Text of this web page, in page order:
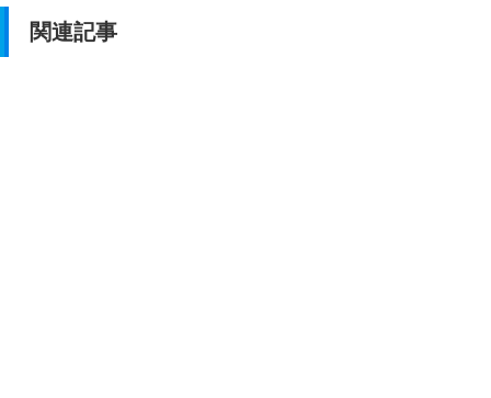
関連記事